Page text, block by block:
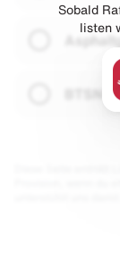
Sobald
listen